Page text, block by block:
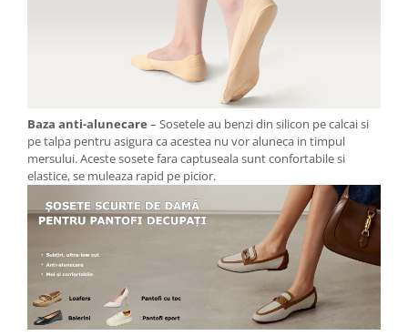
Baza anti-alunecare – Sosetele au benzi din silicon pe calcai si
pe talpa pentru asigura ca acestea nu vor aluneca in timpul
mersului. Aceste sosete fara captuseala sunt confortabile si
elastice, se muleaza rapid pe picior.